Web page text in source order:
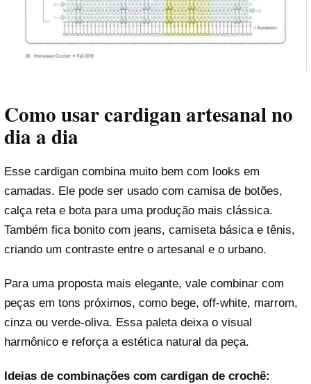
Como usar cardigan artesanal no
dia a dia
Esse cardigan combina muito bem com looks em
camadas. Ele pode ser usado com camisa de botões,
calça reta e bota para uma produção mais clássica.
Também fica bonito com jeans, camiseta básica e tênis,
criando um contraste entre o artesanal e o urbano.
Para uma proposta mais elegante, vale combinar com
peças em tons próximos, como bege, off-white, marrom,
cinza ou verde-oliva. Essa paleta deixa o visual
harmônico e reforça a estética natural da peça.
Ideias de combinações com cardigan de crochê: